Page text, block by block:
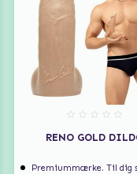
RENO GOLD
Premiummærke. Til dig som søger ekstra